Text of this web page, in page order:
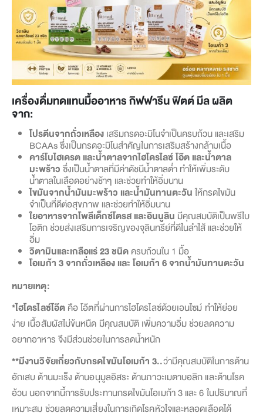
เครื่องดื่มทดแทนมื้ออาหาร กิฟฟารีน ฟิตต์ มีล ผลิต
จาก:
โปรตีนจากถั่วเหลืองเสริมกรดอะมิโนจำเป็นครบถ้วน และเสริม
BCAAs ซึ่งเป็นกรดอะมิโนสำคัญในการเสริมสร้างกล้ามเนื้อ
คาร์โบไฮเดรต และน้ำตาลจากไฮโดรไลซ์ โอ๊ต และน้ำตาล
มะพร้าว ซึ่งเป็นน้ำตาลที่มีค่าดัชนีน้ำตาลต่ำ ทำให้เพิ่มระดับ
น้ำตาลในเลือดอย่างช้าๆ และช่วยทำให้อิ่มนาน
ไขมันจากน้ำมันมะพร้าว และน้ำมันทานตะวันให้กรดไขมัน
จำเป็นที่ดีต่อสุขภาพ และช่วยทำให้อิ่มนาน
ใยอาหารจากโพลีเด็กซ์โตรส และอินนูลิน มีคุณสมบัติเป็นพรีไบ
โอติก ช่วยส่งเสริมการเจริญของจุลินทรีย์ที่ดีในลำไส้ และช่วยให้
อิ่ม
วิตามินและเกลือแร่ 23 ชนิดครบถ้วนใน 1 มื้อ
โอเมก้า 3 จากถั่วเหลือง และ โอเมก้า 6 จากน้ำมันทานตะวัน
หมายเหตุ:
*ไฮโดรไลซ์โอ๊ตคือ โอ๊ตที่ผ่านการไฮโดรไลซ์ด้วยเอนไซม์ ทำให้ย่อย
ง่าย เนื้อสัมผัสไม่ข้นหนืด มีคุณสมบัติ เพิ่มความอิ่ม ช่วยลดความ
อยากอาหาร จึงมีส่วนช่วยในการลดน้ำหนัก
**มีงานวิจัยเกี่ยวกับกรดไขมันโอเมก้า 3..ว่ามีคุณสมบัติในการต้าน
อักเสบ ต้านมะเร็ง ต้านอนุมูลอิสระ ต้านภาวะเมตาบอลิก และต้านโรค
อ้วน นอกจากนี้การรับประทานกรดไขมันโอเมก้า 3 และ 6 ในปริมาณที่
เหมาะสม ช่วยลดความเสี่ยงในการเกิดโรคหัวใจและหลอดเลือดได้